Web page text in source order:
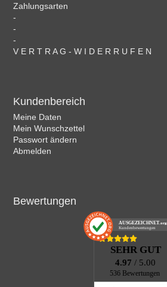
Zahlungsarten
-
-
-
V E R T R A G - W I D E R R U F E N
Kundenbereich
Meine Daten
Mein Wunschzettel
Passwort ändern
Abmelden
Bewertungen
AUSGEZEICHNET.org
Kundenbewertungen
SEHR GUT
4.97/ 5.00
536 Bewertungen